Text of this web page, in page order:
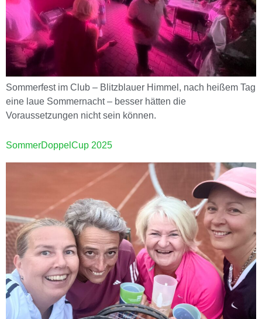
Sommerfest im Club – Blitzblauer Himmel, nach heißem Tag
eine laue Sommernacht – besser hätten die
Voraussetzungen nicht sein können.
SommerDoppelCup 2025